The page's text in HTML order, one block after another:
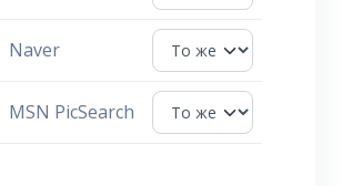
Naver
MSN PicSearch